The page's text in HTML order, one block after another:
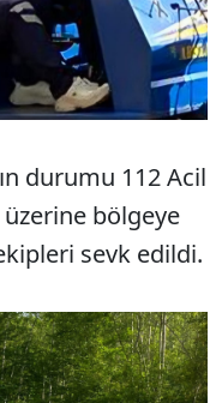
durumu 112 Acil
üzerine bölgeye
sevk edildi.